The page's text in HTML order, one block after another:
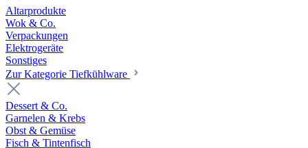
Altarprodukte
Wok & Co.
Verpackungen
Elektrogeräte
Sonstiges
Zur Kategorie Tiefkühlware
Dessert & Co.
Garnelen & Krebs
Obst & Gemüse
Fisch & Tintenfisch